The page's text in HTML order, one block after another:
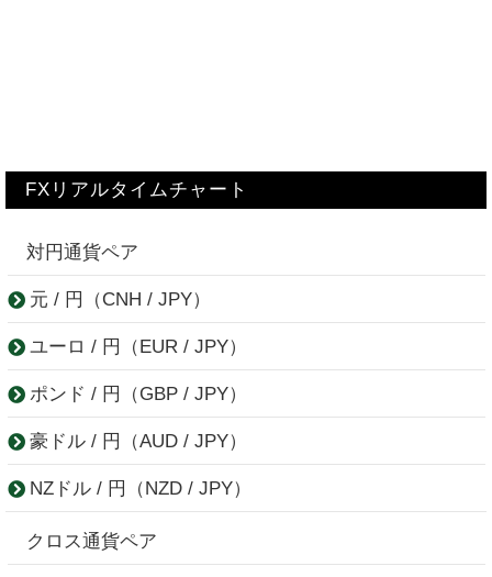
FXリアルタイムチャート
対円通貨ペア
元 / 円（CNH / JPY）
ユーロ / 円（EUR / JPY）
ポンド / 円（GBP / JPY）
豪ドル / 円（AUD / JPY）
NZドル / 円（NZD / JPY）
クロス通貨ペア